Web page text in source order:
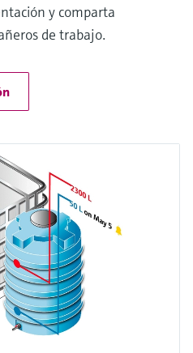
y comparta
de trabajo.